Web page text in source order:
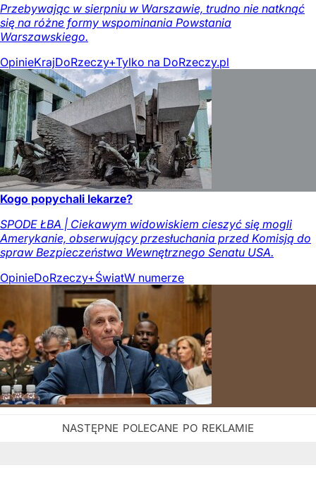
Przebywając w sierpniu w Warszawie, trudno nie natknąć
się na różne formy wspominania Powstania
Warszawskiego.
OpinieKrajDoRzeczy+Tylko na DoRzeczy.pl
Kogo popychali lekarze?
SPODE ŁBA | Ciekawym widowiskiem cieszyć się mogli
Amerykanie, obserwujący przesłuchania przed Komisją do
spraw Bezpieczeństwa Wewnętrznego Senatu USA.
OpinieDoRzeczy+ŚwiatW numerze